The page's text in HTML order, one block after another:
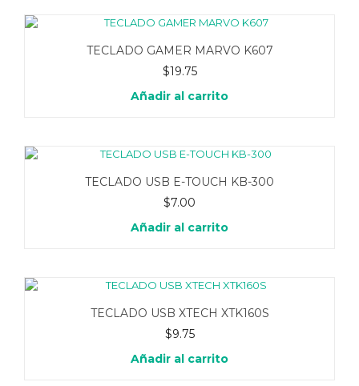
TECLADO GAMER MARVO K607
$19.75
Añadir al carrito
TECLADO USB E-TOUCH KB-300
$7.00
Añadir al carrito
TECLADO USB XTECH XTK160S
$9.75
Añadir al carrito